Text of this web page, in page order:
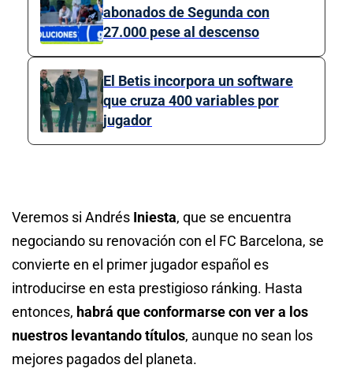
abonados de Segunda con
27.000 pese al descenso
El Betis incorpora un software
que cruza 400 variables por
jugador
Veremos si Andrés Iniesta, que se encuentra
negociando su renovación con el FC Barcelona, se
convierte en el primer jugador español es
introducirse en esta prestigioso ránking. Hasta
entonces, habrá que conformarse con ver a los
nuestros levantando títulos, aunque no sean los
mejores pagados del planeta.